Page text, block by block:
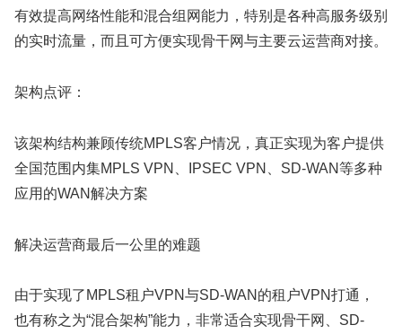
有效提高网络性能和混合组网能力，特别是各种高服务级别
的实时流量，而且可方便实现骨干网与主要云运营商对接。
架构点评：
该架构结构兼顾传统MPLS客户情况，真正实现为客户提供
全国范围内集MPLS VPN、IPSEC VPN、SD-WAN等多种
应用的WAN解决方案
解决运营商最后一公里的难题
由于实现了MPLS租户VPN与SD-WAN的租户VPN打通，
也有称之为“混合架构”能力，非常适合实现骨干网、SD-